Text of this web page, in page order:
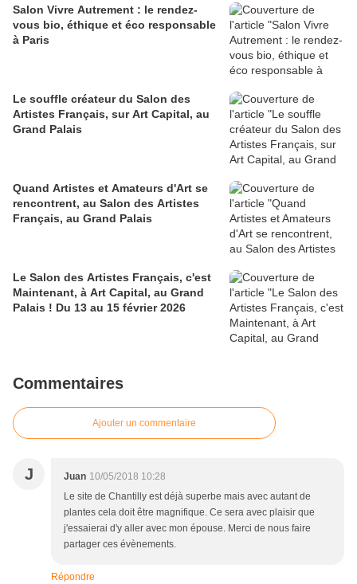
Salon Vivre Autrement : le rendez-
vous bio, éthique et éco responsable
à Paris
Le souffle créateur du Salon des
Artistes Français, sur Art Capital, au
Grand Palais
Quand Artistes et Amateurs d'Art se
rencontrent, au Salon des Artistes
Français, au Grand Palais
Le Salon des Artistes Français, c'est
Maintenant, à Art Capital, au Grand
Palais ! Du 13 au 15 février 2026
Commentaires
Ajouter un commentaire
J Juan 10/05/2018 10:28
Le site de Chantilly est déjà superbe mais avec autant de
plantes cela doit être magnifique. Ce sera avec plaisir que
j'essaierai d'y aller avec mon épouse. Merci de nous faire
partager ces évènements.
Répondre